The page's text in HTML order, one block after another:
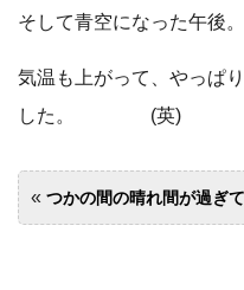
そして青空になった午後。
気温も上がって、やっぱ
した。 (英)
« つかの間の晴れ間が過ぎて